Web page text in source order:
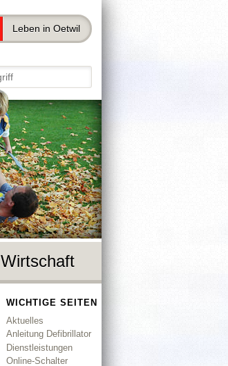
Leben in Oetwil
Wirtschaft
WICHTIGE SEITEN
Aktuelles
Anleitung Defibrillator
Dienstleistungen
Online-Schalter